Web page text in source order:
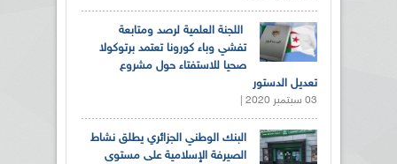
اللجنة العلمية لرصد ومتابعة
تفشي وباء كورونا تعتمد برتوكولا
صحيا للاستفتاء حول مشروع
تعديل الدستور
03 سبتمبر 2020 |
البنك الوطني الجزائري يطلق نشاط
الصيرفة الإسلامية على مستوى